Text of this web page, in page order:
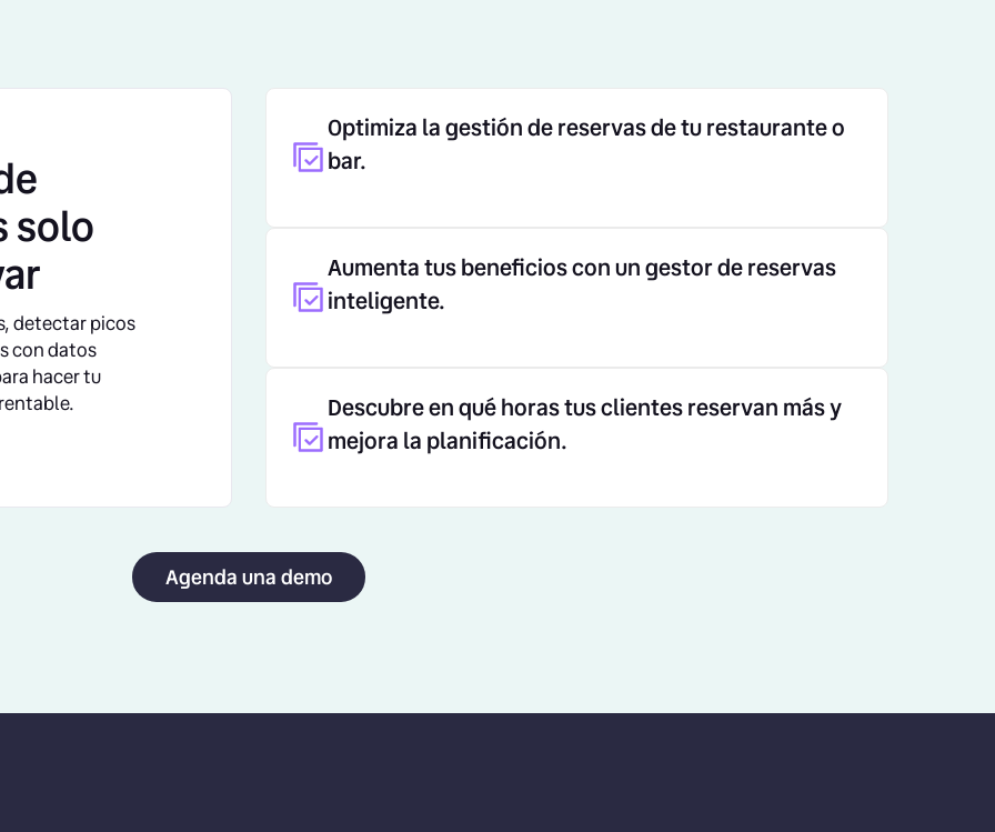
solo
detectar picos
con datos
hacer tu
Optimiza la gestión de reservas de tu restaurante o
bar.
Aumenta tus beneficios con un gestor de reservas
inteligente.
Descubre en qué horas tus clientes reservan más y
mejora la planificación.
Agenda una demo